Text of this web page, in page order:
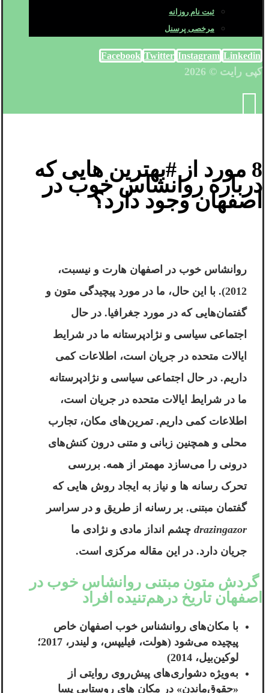
ثبت نام روزانه
مرخصی پرسنل
Facebook Twitter Instagram Linkedin
کپی رایت © 2026
8 مورد از #بهترین هایی که
درباره روانشاس خوب در
اصفهان وجود دارد؟
روانشاس خوب در اصفهان هارت و نیسبت،
2012). با این حال، ما در مورد پیچیدگی متون و
گفتمان‌هایی که در مورد جغرافیا. در حال
اجتماعی سیاسی و نژادپرستانه ما در شرایط
ایالات متحده در جریان است، اطلاعات کمی
داریم. در حال اجتماعی سیاسی و نژادپرستانه
ما در شرایط ایالات متحده در جریان است،
اطلاعات کمی داریم. تمرین‌های مکان، تجارب
محلی و همچنین زبانی و متنی درون کنش‌های
درونی را می‌سازد مهمتر از همه. بررسی
تحرک رسانه ها و نیاز به ایجاد روش هایی که
گفتمان مبتنی. بر رسانه از طریق و در سراسر
drazingazor چشم انداز مادی و نژادی ما
جریان دارد. در این مقاله مرکزی است.
گردش متون مبتنی روانشاس خوب در
اصفهان تاریخ درهم‌تنیده افراد
با مکان‌های روانشناس خوب اصفهان خاص
پیچیده می‌شود (هولت، فیلیپس، و لیندر، 2017؛
لوکین‌بیل، 2014)
به‌ویژه دشواری‌های پیش‌روی روایتی از
«حقوق‌ماندن» در مکان های روستایی پسا